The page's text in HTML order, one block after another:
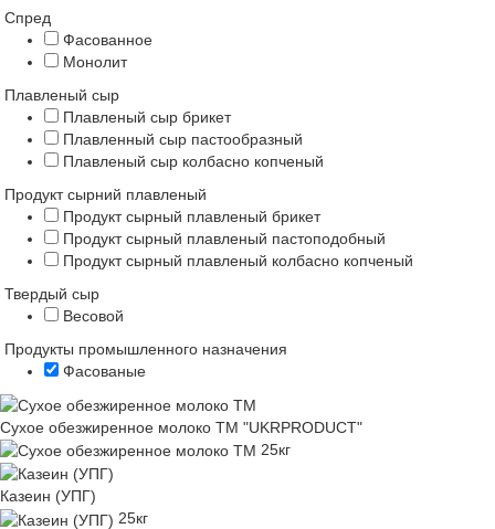
Спред
Фасованное
Монолит
Плавленый сыр
Плавленый сыр брикет
Плавленный сыр пастообразный
Плавленый сыр колбасно копченый
Продукт сырний плавленый
Продукт сырный плавленый брикет
Продукт сырный плавленый пастоподобный
Продукт сырный плавленый колбасно копченый
Твердый сыр
Весовой
Продукты промышленного назначения
Фасованые
Сухое обезжиренное молоко ТМ "UKRPRODUCT"
25кг
Казеин (УПГ)
25кг